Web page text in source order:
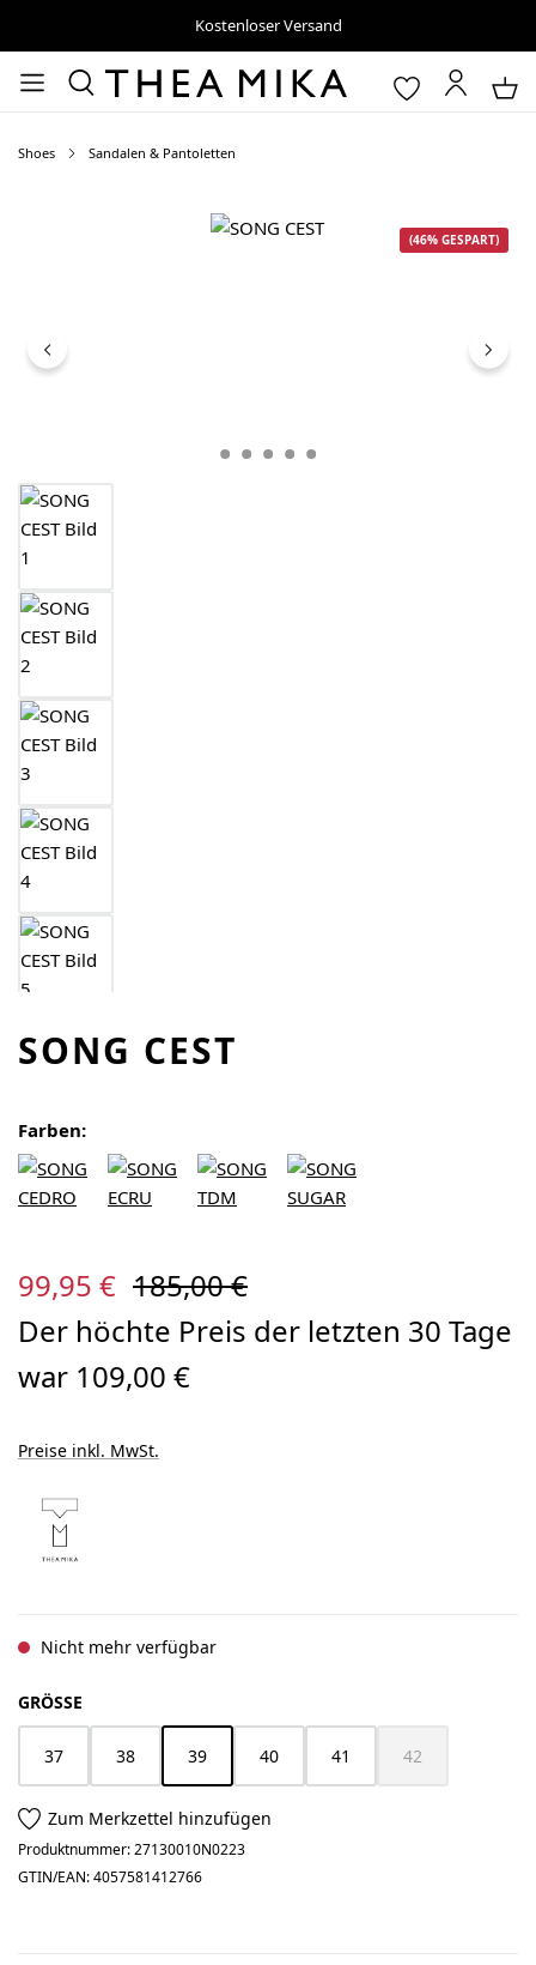
Kostenloser Versand
Shoes Sandalen & Pantoletten
Bildergalerie überspringen
(46% GESPART)
SONG CEST
Farben:
Verkaufspreis:
99,95 € Regulärer Preis:
185,00 €
Der höchte Preis der letzten 30 Tage
war 109,00 €
Preise inkl. MwSt.
Nicht mehr verfügbar
GRÖSSE
37 38 39
(Diese Option ist zurzeit nicht verfügbar.)
40 41 42
(Diese Option ist
Zum Merkzettel hinzufügen
Produktnummer:27130010N0223
GTIN/EAN:4057581412766